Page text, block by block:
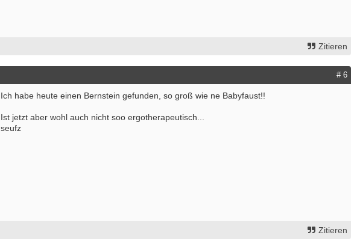
Zitieren
# 6
Ich habe heute einen Bernstein gefunden, so groß wie ne Babyfaust!!
Ist jetzt aber wohl auch nicht soo ergotherapeutisch...
seufz
Zitieren